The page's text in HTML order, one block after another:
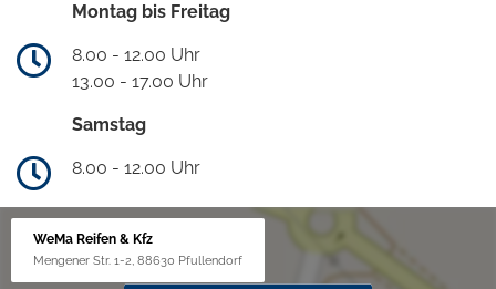
Montag bis Freitag
8.00 - 12.00 Uhr
13.00 - 17.00 Uhr
Samstag
8.00 - 12.00 Uhr
WeMa Reifen & Kfz
Mengener Str. 1-2, 88630 Pfullendorf